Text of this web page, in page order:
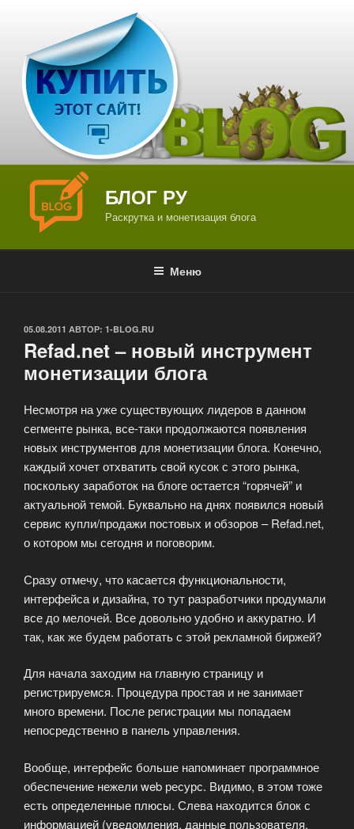
содержимому
БЛОГ РУ
Раскрутка и монетизация блога
Меню
ОПУБЛИКОВАНО
05.08.2011 АВТОР: 1-BLOG.RU
Refad.net – новый инструмент
монетизации блога
Несмотря на уже существующих лидеров в данном
сегменте рынка, все-таки продолжаются появления
новых инструментов для монетизации блога. Конечно,
каждый хочет отхватить свой кусок с этого рынка,
поскольку заработок на блоге остается “горячей” и
актуальной темой. Буквально на днях появился новый
сервис купли/продажи постовых и обзоров – Refad.net,
о котором мы сегодня и поговорим.
Сразу отмечу, что касается функциональности,
интерфейса и дизайна, то тут разработчики продумали
все до мелочей. Все довольно удобно и аккуратно. И
так, как же будем работать с этой рекламной биржей?
Для начала заходим на главную страницу и
регистрируемся. Процедура простая и не занимает
много времени. После регистрации мы попадаем
непосредственно в панель управления.
Вообще, интерфейс больше напоминает программное
обеспечение нежели web ресурс. Видимо, в этом тоже
есть определенные плюсы. Слева находится блок с
информацией (уведомления, данные пользователя,